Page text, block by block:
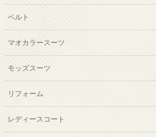
ベルト
マオカラースーツ
モッズスーツ
リフォーム
レディースコート